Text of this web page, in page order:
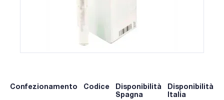
Confezionamento Codice
Disponibilità
Spagna
Disponibilità
Italia